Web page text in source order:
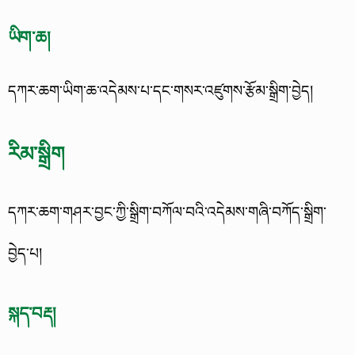
ཡིག་ཆ།
དཀར་ཆག་ཡིག་ཆ་འདེམས་པ་དང་གསར་འཛུགས་རྩོམ་སྒྲིག་བྱེད།
རིམ་སྒྲིག
དཀར་ཆག་གཤར་བྱང་ཀྱི་སྒྲིག་བཀོལ་བའི་འདེམས་གཞི་བཀོད་སྒྲིག་
བྱེད་པ།
སྐད་བརྡ།